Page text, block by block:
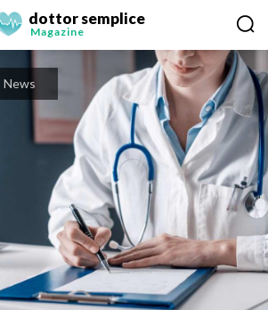
dottor semplice
Magazine
News